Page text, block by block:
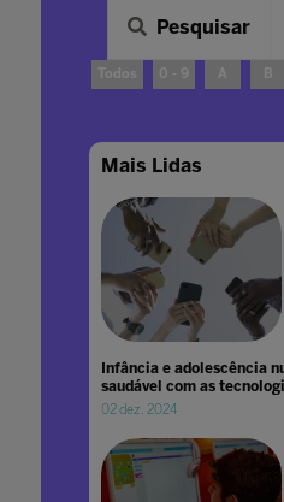
Pesquisar
Todos 0 - 9 A B
Mais Lidas
Infância e adolescência
saudável com as
02 dez. 2024